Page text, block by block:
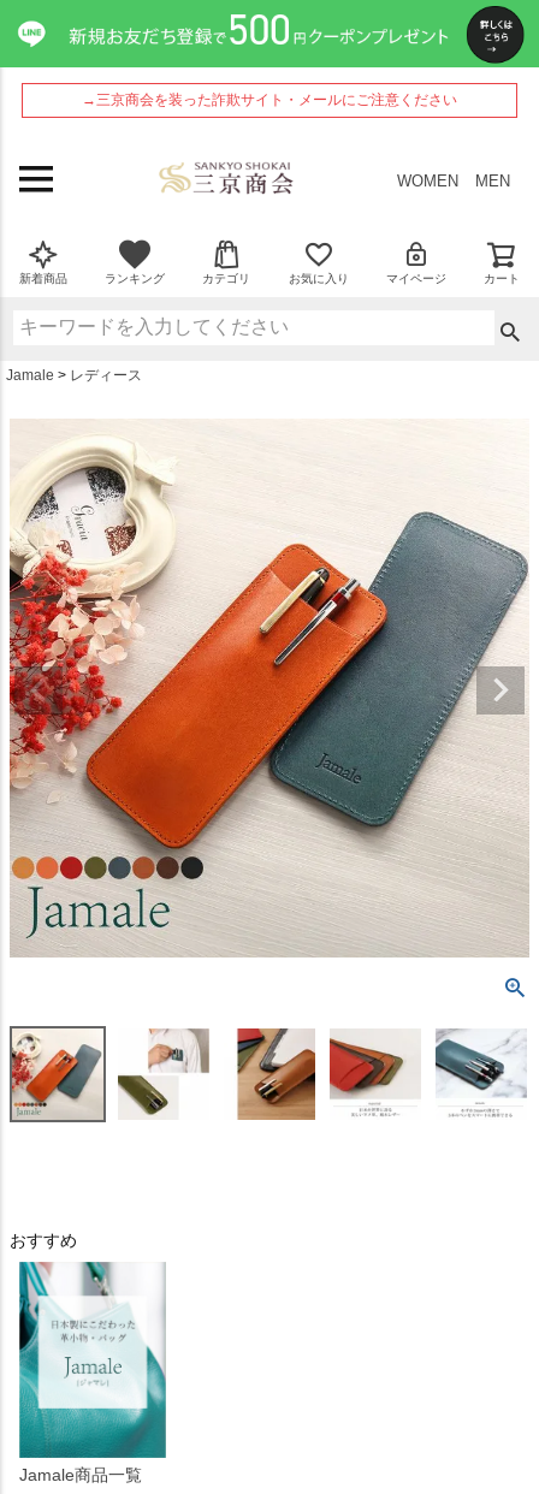
→三京商会を装った詐欺サイト・メールにご注意ください
WOMEN MEN
新着商品 ランキング カテゴリ お気に入り マイページ カート
Jamale レディース
おすすめ
Jamale商品一覧
ペー
ジト
ップ
へ